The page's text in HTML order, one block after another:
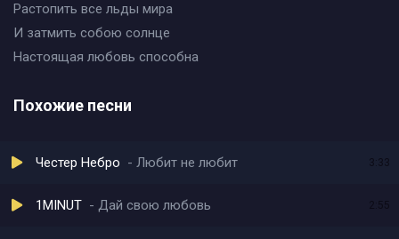
Растопить все льды мира
И затмить собою солнце
Настоящая любовь способна
Похожие песни
Честер Небро Любит не любит 3:33
1MINUT Дай свою любовь